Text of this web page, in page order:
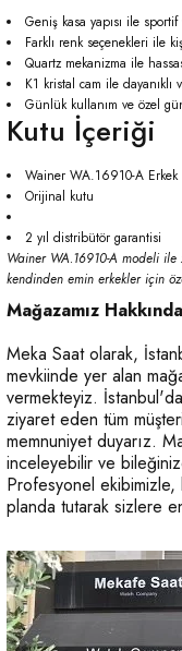
Geniş kasa yapısı ile
Farklı renk seçenekleri ile
Quartz mekanizma ile
K1 kristal cam ile dayanıklı
Günlük kullanım ve özel
Kutu İçeriği
Wainer WA.16910-A Erkek
Orijinal kutu
2 yıl distribütör garantisi
Wainer WA.16910-A modeli
kendinden emin erkekler için
Mağazamız Hakkında
Meka Saat olarak,
mevkiinde yer alan
vermekteyiz.
ziyaret eden tüm
memnuniyet duyarız.
inceleyebilir ve
Profesyonel ekibimizle,
planda tutarak sizlere